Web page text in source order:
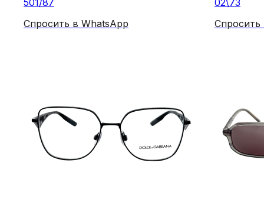
Спросить в WhatsApp
Спросить